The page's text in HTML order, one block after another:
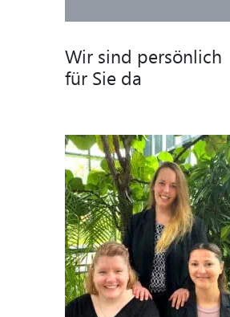
Wir sind persönlich
für Sie da